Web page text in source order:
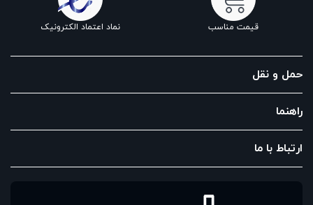
قیمت مناسب نماد اعتماد الکترونیک
حمل و نقل
راهنما
ارتباط با ما